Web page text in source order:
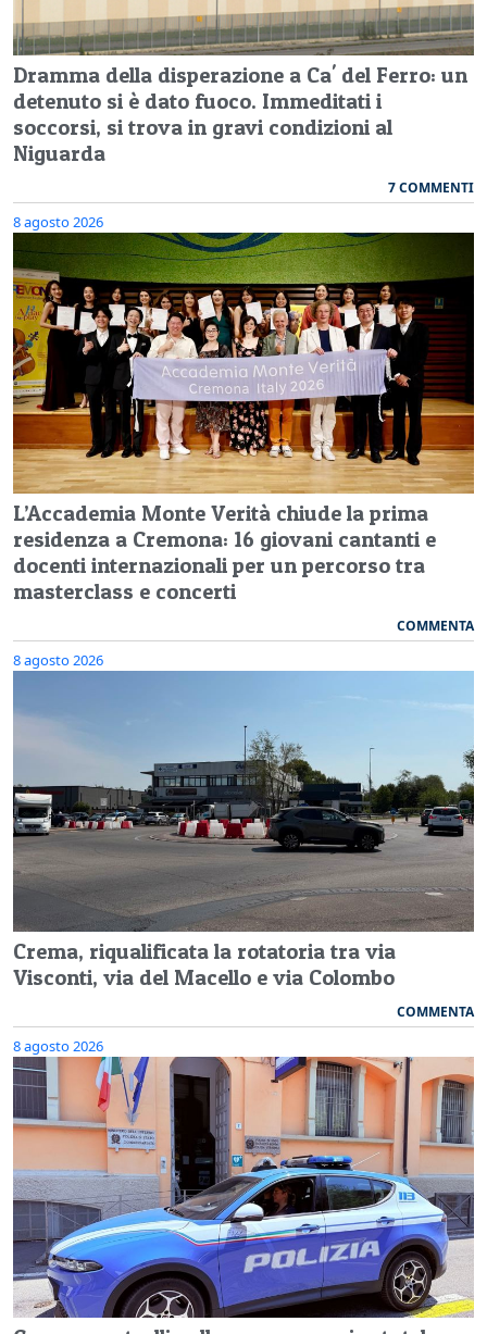
Dramma della disperazione a Ca' del Ferro: un
detenuto si è dato fuoco. Immeditati i
soccorsi, si trova in gravi condizioni al
Niguarda
7 COMMENTI
8 agosto 2026
L’Accademia Monte Verità chiude la prima
residenza a Cremona: 16 giovani cantanti e
docenti internazionali per un percorso tra
masterclass e concerti
COMMENTA
8 agosto 2026
Crema, riqualificata la rotatoria tra via
Visconti, via del Macello e via Colombo
COMMENTA
8 agosto 2026